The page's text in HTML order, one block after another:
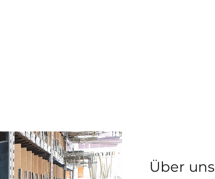
Über uns